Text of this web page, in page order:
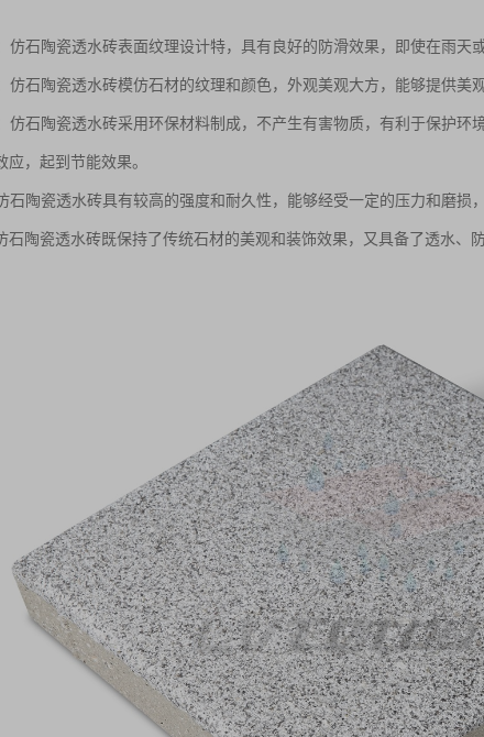
仿石陶瓷透水砖表面纹理设计特，具有良好的防滑效果，即使在雨天
仿石陶瓷透水砖模仿石材的纹理和颜色，外观美观大方，能够提供美
仿石陶瓷透水砖采用环保材料制成，不产生有害物质，有利于保护环
应，起到节能效果。
石陶瓷透水砖具有较高的强度和耐久性，能够经受一定的压力和磨损
石陶瓷透水砖既保持了传统石材的美观和装饰效果，又具备了透水、